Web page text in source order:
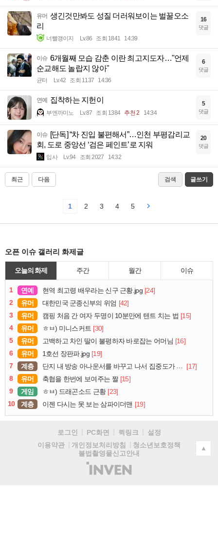
유머 생긴것만봐도 성질 더러워보이는 벌꿀오소
리
너빨갱이지 Lv.86 조회 1841 14:39
16
댓글
이슈 6개월째 모습 감춘 이란 최고지도자…"언제
순교해도 놀랍지 않아"
균터 Lv.42 조회 1137 14:36
6
댓글
연예 집착하는 지헌이
부엔까미노 Lv.87 조회 1384 추천 2 14:34
5
댓글
이슈 [단독] “차 진입 불편해서”…인천 부평감리교
회, 도로 중앙선 ‘검은 페인트’로 지워
입사 Lv.94 조회 2027 14:32
20
댓글
최근 다음 검색 글쓰기
1 2 3 4 5
오픈 이슈 갤러리 화제글
오늘의 화제 주간 월간 이슈
1 연예 현역 최고령 배우라는 신구 근황.jpg [24]
2
유머 대한민국 군종신부의 위엄 [42]
3
유머 캠핑 처음 간 여자 두명이 10분만에 텐트 치는 법 [15]
4
유머 ㅎㅂ) 미니스커트 [30]
5
유머 고백하고 차인 딸이 불평하자 바로잡는 어머님 [16]
6
유머 1호선 장판파.jpg [19]
7
계층 단지 내 방송 아나운서를 바꾸고 나서 집중도가 확 올라갔다는 한 아파트의 안내방송
[17]
8
유머 축협을 한번에 보여주는 짤 [15]
9
게임 ㅎㅂ) 드래곤소드 근황 [23]
10
계층 이젠 다시는 못 보는 삼파이더맨 [19]
로그인 PC화면 퀵링크
설정
이용약관
개인정보처리방침
청소년보호정책
불법촬영물신고안내
(주)
인
▲